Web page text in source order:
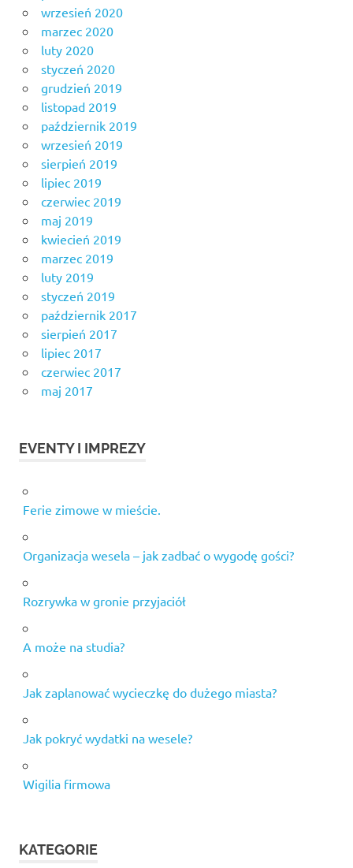
wrzesień 2020
marzec 2020
luty 2020
styczeń 2020
grudzień 2019
listopad 2019
październik 2019
wrzesień 2019
sierpień 2019
lipiec 2019
czerwiec 2019
maj 2019
kwiecień 2019
marzec 2019
luty 2019
styczeń 2019
październik 2017
sierpień 2017
lipiec 2017
czerwiec 2017
maj 2017
EVENTY I IMPREZY
Ferie zimowe w mieście.
Organizacja wesela – jak zadbać o wygodę gości?
Rozrywka w gronie przyjaciół
A może na studia?
Jak zaplanować wycieczkę do dużego miasta?
Jak pokryć wydatki na wesele?
Wigilia firmowa
KATEGORIE